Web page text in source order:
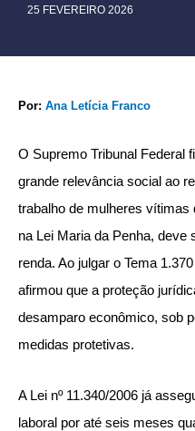
25 FEVEREIRO 2026
Por: Ana Letícia Franco
O Supremo Tribunal Federal
grande relevância social ao
trabalho de mulheres
na Lei Maria da Penha, deve
renda. Ao julgar o Tema
afirmou que a proteção
desamparo econômico, sob
medidas protetivas.
A Lei nº 11.340/2006 já
laboral por até seis meses